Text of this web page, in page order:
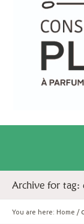
Archive for tag:
You are here: Home /